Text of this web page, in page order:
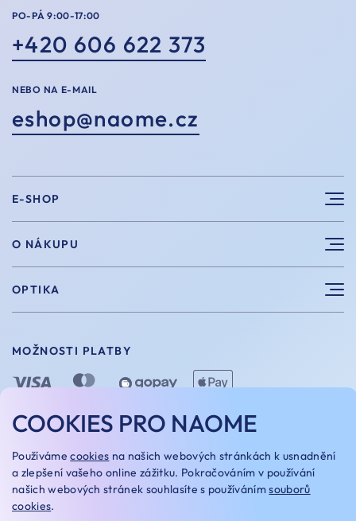
PO-PÁ 9:00-17:00
+420 606 622 373
NEBO NA E-MAIL
eshop@naome.cz
E-SHOP
Sluneční brýle
Sportovní brýle
Vintage brýle
Doplňky
Dárkové poukazy
O NÁKUPU
Velikosti
Vrácení a výměna
Doprava a platba
Naome+
OPTIKA
O nás
Naše optiky
Kariera
MOŽNOSTI PLATBY
MOŽNOSTI DOPRAVY
COOKIES PRO NAOME
Používámecookies na našich webových stránkách k usnadnění
a zlepšení vašeho online zážitku. Pokračováním v používání
našich webových stránek souhlasíte s používánímsouborů
cookies.